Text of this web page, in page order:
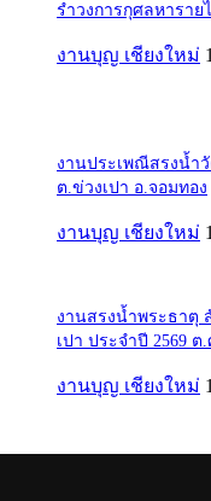
รำวงการกุศลหาราย
งานบุญ เชียงใหม่
งานประเพณีสรงน้ำ
ต.ข่วงเปา อ.จอมทอง
งานบุญ เชียงใหม่
งานสรงน้ำพระธาตุ
เปา ประจำปี 2569
งานบุญ เชียงใหม่